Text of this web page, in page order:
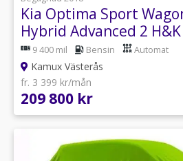
Kia Optima Sport
Hybrid Advanced 2
9 400 mil Bensin Automat
Kamux Västerås
fr. 3 399 kr/mån
209 800 kr